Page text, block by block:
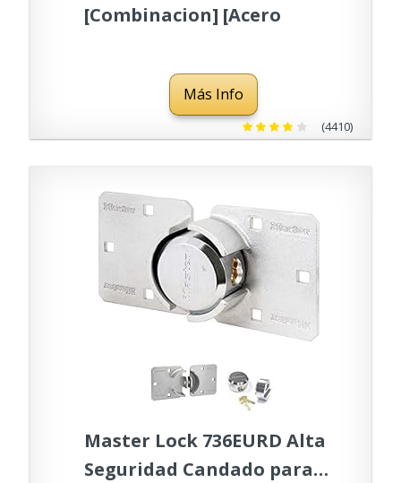
[Combinacion] [Acero
M40EURDNUM - Ideal para
Portales, Garages,
Más Info
(4410)
Master Lock 736EURD Alta
Seguridad Candado para